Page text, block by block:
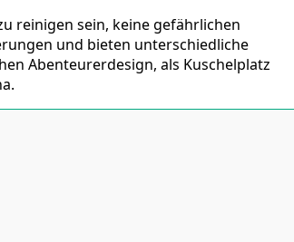
reinigen sein, keine gefährlichen
und bieten unterschiedliche
Abenteurerdesign, als Kuschelplatz